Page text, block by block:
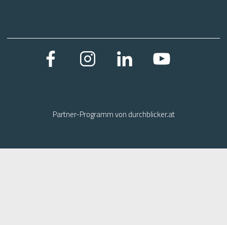
Partner-Programm von durchblicker.at